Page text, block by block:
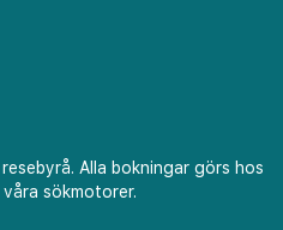
Alla bokningar görs hos
sökmotorer.